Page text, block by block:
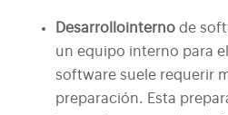
Desarrollointernode
un equipo interno para
software suele requerir
preparación. Esta